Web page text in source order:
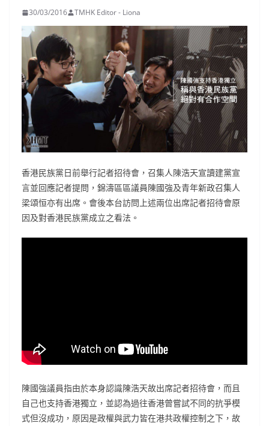
30/03/2016 TMHK Editor - Liona
香港民族黨日前舉行記者招待會，召集人陳浩天宣讀建黨宣
言並回應記者提問，錦濤區區議員陳國強及青年新政召集人
梁頌恒亦有出席。會後本台訪問上述兩位出席記者招待會原
因及對香港民族黨成立之看法。
陳國強議員指由於本身認識陳浩天故出席記者招待會，而且
自己也支持香港獨立，並認為過往香港曾嘗試不同的抗爭模
式但沒成功，原因是政權與武力皆在港共政權控制之下，故